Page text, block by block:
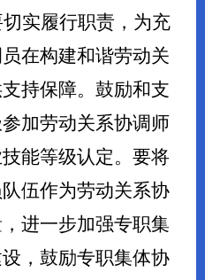
实履行职责，为充
在构建和谐劳动关
持保障。鼓励和支
加劳动关系协调师
能等级认定。要将
伍作为劳动关系协
进一步加强专职集
，鼓励专职集体协